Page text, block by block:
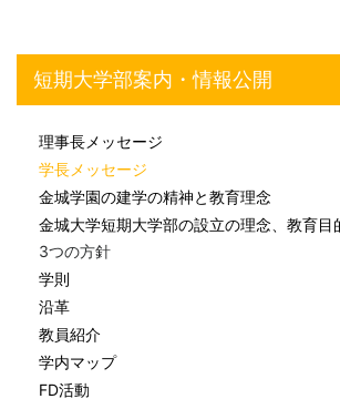
短期大学部案内・情報公開
理事長メッセージ
学長メッセージ
金城学園の建学の精神と教育理念
金城大学短期大学部の設立の理念、教育目
3つの方針
学則
沿革
教員紹介
学内マップ
FD活動